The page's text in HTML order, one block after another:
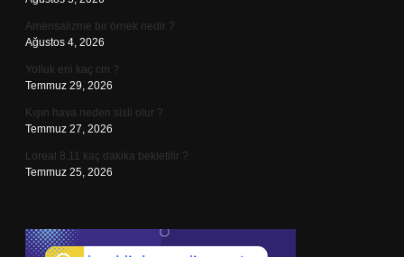
Amensalizme bir örnek nedir ?
Ağustos 4, 2026
Yolluk eni kaç cm ?
Temmuz 29, 2026
Kışın hava neden sisli olur ?
Temmuz 27, 2026
Loreal 8.11 kaç dakika bekletilir ?
Temmuz 25, 2026